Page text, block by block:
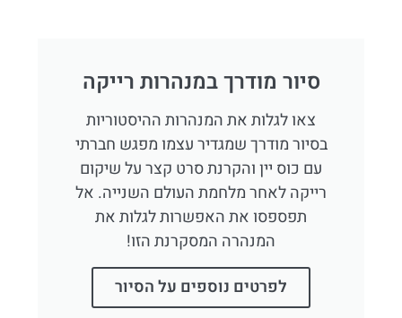
סיור מודרך במנהרות רייקה
צאו לגלות את המנהרות ההיסטוריות
בסיור מודרך שמגדיר עצמו מפגש חברתי
עם כוס יין והקרנת סרט קצר על שיקום
רייקה לאחר מלחמת העולם השנייה. אל
תפספסו את האפשרות לגלות את
המנהרה המסקרנת הזו!
לפרטים נוספים על הסיור